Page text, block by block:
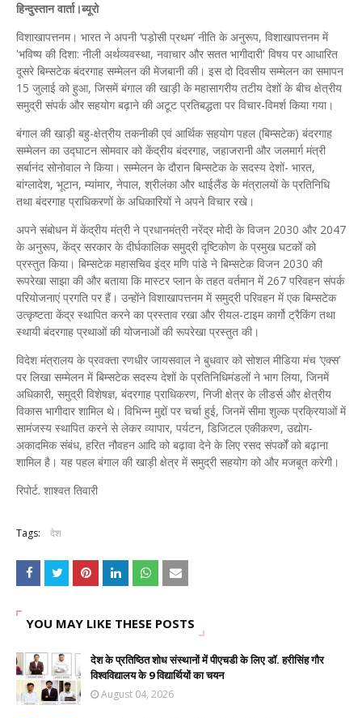
हिन्दुस्तान वार्ता।ब्यूरो
विशाखापत्तनम। भारत ने अपनी ‘पड़ोसी प्रथम’ नीति के अनुरूप, विशाखापत्तनम में
'भविष्य की दिशा: नीली अर्थव्यवस्था, नवाचार और सतत भागीदारी' विषय पर आधारित
दूसरे बिम्सटेक बंदरगाह सम्मेलन की मेजबानी की। इस दो दिवसीय सम्मेलन का समापन
15 जुलाई को हुआ, जिसमें बंगाल की खाड़ी के महासागरीय तटीय देशों के बीच क्षेत्रीय
समुद्री संपर्क और सहयोग बढ़ाने की अटूट प्रतिबद्धता पर विचार-विमर्श किया गया।
बंगाल की खाड़ी बहु-क्षेत्रीय तकनीकी एवं आर्थिक सहयोग पहल (बिम्सटेक) बंदरगाह
सम्मेलन का उद्घाटन सोमवार को केंद्रीय बंदरगाह, जहाजरानी और जलमार्ग मंत्री
सर्बानंद सोनोवाल ने किया। सम्मेलन के दौरान बिम्सटेक के सदस्य देशों- भारत,
बांग्लादेश, भूटान, म्यांमार, नेपाल, श्रीलंका और थाईलैंड के मंत्रालयों के प्रतिनिधि
तथा बंदरगाह प्राधिकरणों के अधिकारियों ने अपने विचार रखे।
अपने संबोधन में केंद्रीय मंत्री ने प्रधानमंत्री नरेंद्र मोदी के विजन 2030 और 2047
के अनुरूप, केंद्र सरकार के दीर्घकालिक समुद्री दृष्टिकोण के प्रमुख घटकों को
प्रस्तुत किया। बिम्सटेक महासचिव इंद्र मणि पांडे ने बिम्सटेक विजन 2030 की
रूपरेखा साझा की और बताया कि मास्टर प्लान के तहत वर्तमान में 267 परिवहन संपर्क
परियोजनाएं प्रगति पर हैं। उन्होंने विशाखापत्तनम में समुद्री परिवहन में एक बिम्सटेक
उत्कृष्टता केंद्र स्थापित करने का प्रस्ताव रखा और रीयल-टाइम कार्गो ट्रैकिंग तथा
स्थायी बंदरगाह प्रथाओं की योजनाओं की रूपरेखा प्रस्तुत की।
विदेश मंत्रालय के प्रवक्ता रणधीर जायसवाल ने बुधवार को सोशल मीडिया मंच ‘एक्स’
पर लिखा सम्मेलन में बिम्सटेक सदस्य देशों के प्रतिनिधिमंडलों ने भाग लिया, जिनमें
अधिकारी, समुद्री विशेषज्ञ, बंदरगाह प्राधिकरण, निजी क्षेत्र के लीडर्स और क्षेत्रीय
विकास भागीदार शामिल थे। विभिन्न मुद्दों पर चर्चा हुई, जिनमें सीमा शुल्क प्रक्रियाओं में
सामंजस्य स्थापित करने से लेकर व्यापार, पर्यटन, डिजिटल एकीकरण, उद्योग-
अकादमिक संबंध, हरित नौवहन आदि को बढ़ावा देने के लिए रसद संपर्कों को बढ़ाना
शामिल है। यह पहल बंगाल की खाड़ी क्षेत्र में समुद्री सहयोग को और मजबूत करेगी।
रिपोर्ट. शाश्वत तिवारी
Tags: देश
YOU MAY LIKE THESE POSTS
देश के प्रतिष्ठित शोध संस्थानों में पीएचडी के लिए डॉ. हरीसिंह गौर
विश्वविद्यालय के 9 विद्यार्थियों का चयन
August 04, 2026